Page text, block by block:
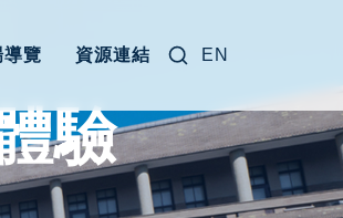
覽 資源連結 EN
驗